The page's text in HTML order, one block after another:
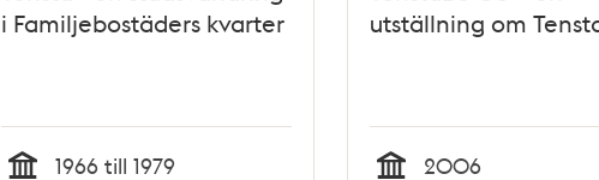
i Familjebostäders kvarter
1966 till 1979
utställning om
2006